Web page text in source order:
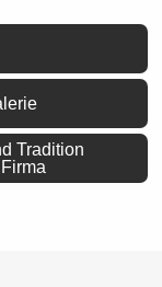
Tradition